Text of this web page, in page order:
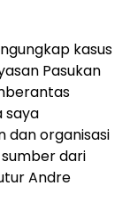
kasus
Pasukan
saya
dan organisasi
dari
Andre